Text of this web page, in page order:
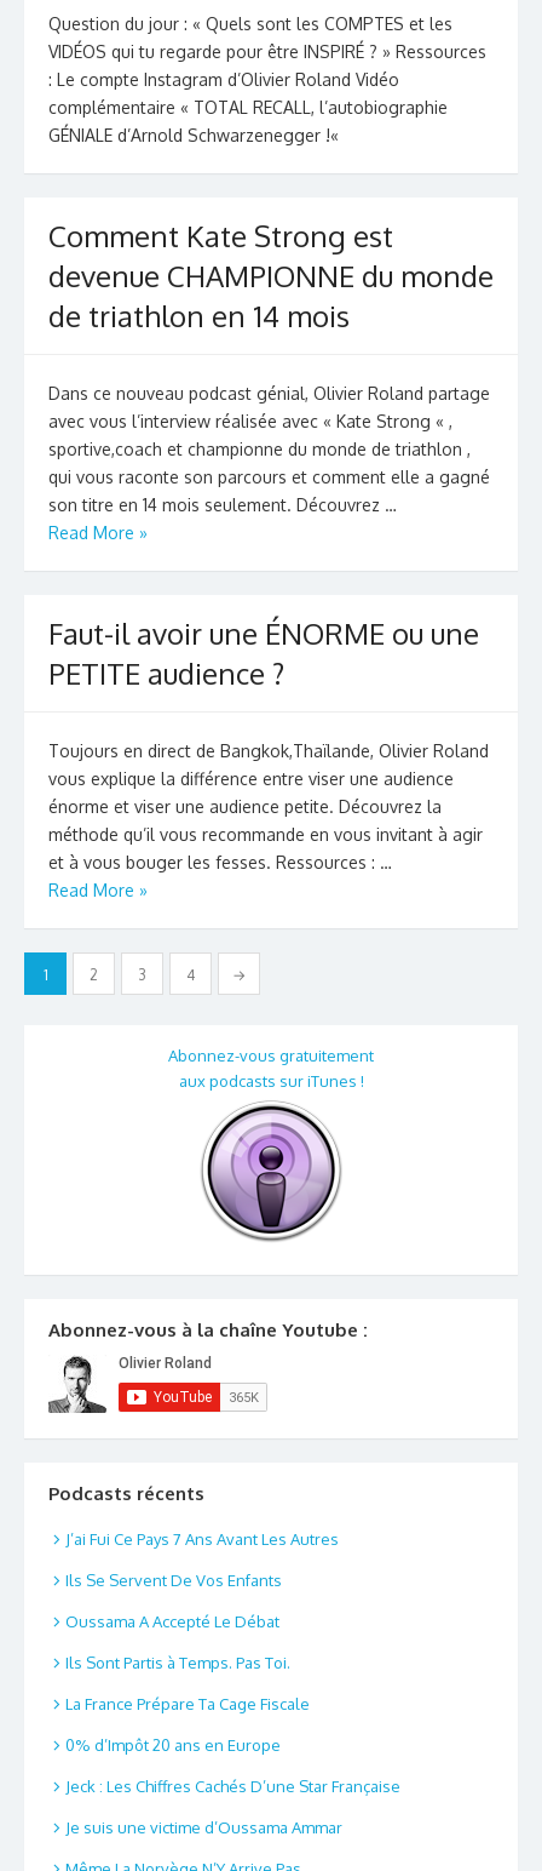
Question du jour : « Quels sont les COMPTES et les
VIDÉOS qui tu regarde pour être INSPIRÉ ? » Ressources
: Le compte Instagram d’Olivier Roland Vidéo
complémentaire « TOTAL RECALL, l’autobiographie
GÉNIALE d’Arnold Schwarzenegger !«
Comment Kate Strong est
devenue CHAMPIONNE du monde
de triathlon en 14 mois
Dans ce nouveau podcast génial, Olivier Roland partage
avec vous l’interview réalisée avec « Kate Strong « ,
sportive,coach et championne du monde de triathlon ,
qui vous raconte son parcours et comment elle a gagné
son titre en 14 mois seulement. Découvrez …
Read More »
Faut-il avoir une ÉNORME ou une
PETITE audience ?
Toujours en direct de Bangkok,Thaïlande, Olivier Roland
vous explique la différence entre viser une audience
énorme et viser une audience petite. Découvrez la
méthode qu’il vous recommande en vous invitant à agir
et à vous bouger les fesses. Ressources : …
Read More »
Pagination
des
1 2 3 4 →
Abonnez-vous gratuitement
aux podcasts sur iTunes !
Abonnez-vous à la chaîne Youtube :
Podcasts récents
J’ai Fui Ce Pays 7 Ans Avant Les Autres
Ils Se Servent De Vos Enfants
Oussama A Accepté Le Débat
Ils Sont Partis à Temps. Pas Toi.
La France Prépare Ta Cage Fiscale
0% d’Impôt 20 ans en Europe
Jeck : Les Chiffres Cachés D’une Star Française
Je suis une victime d’Oussama Ammar